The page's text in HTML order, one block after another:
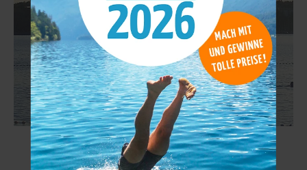
Langener Waldsee 31,7 km